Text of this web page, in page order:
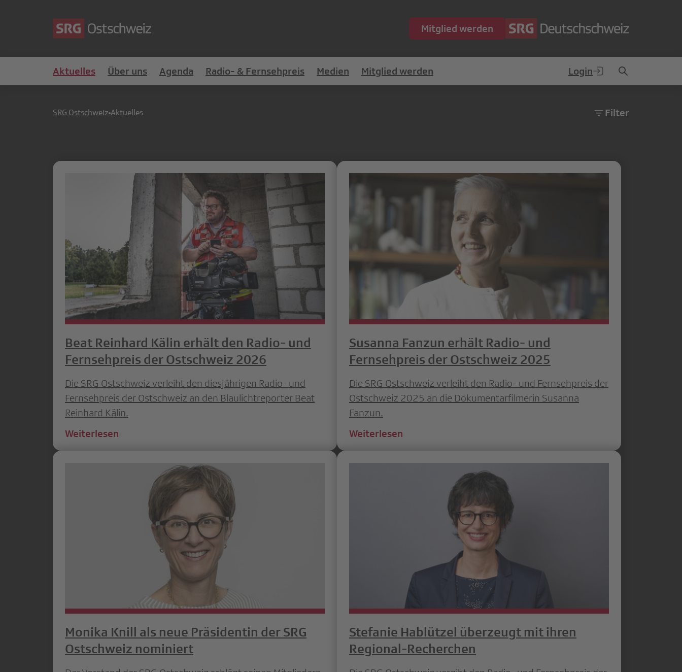
Mitglied werden
Aktuelles Über uns Agenda Radio- & Fernsehpreis Medien Mitglied werden Login
SRG Ostschweiz Aktuelles Filter
Beat Reinhard Kälin erhält den Radio- und
Fernsehpreis der Ostschweiz 2026
Die SRG Ostschweiz verleiht den diesjährigen Radio- und
Fernsehpreis der Ostschweiz an den Blaulichtreporter Beat
Reinhard Kälin.
Weiterlesen
Susanna Fanzun erhält Radio- und
Fernsehpreis der Ostschweiz 2025
Die SRG Ostschweiz verleiht den Radio- und Fernsehpreis der
Ostschweiz 2025 an die Dokumentarfilmerin Susanna
Fanzun.
Weiterlesen
Monika Knill als neue Präsidentin der SRG
Ostschweiz nominiert
Stefanie Hablützel überzeugt mit ihren
Regional-Recherchen